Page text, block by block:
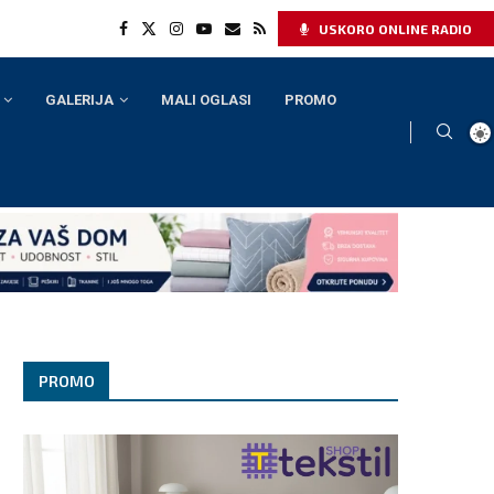
USKORO ONLINE RADIO
GALERIJA MALI OGLASI PROMO
PROMO